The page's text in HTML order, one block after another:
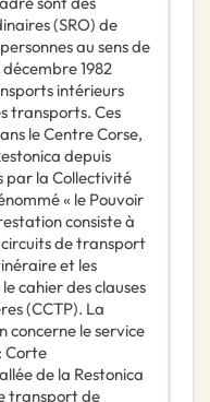
(SRO) de
au sens de
décembre 1982
intérieurs
transports. Ces
le Centre Corse,
depuis
par la Collectivité
« le Pouvoir
consiste à
de transport
et les
cahier des clauses
(CCTP). La
concerne le service
Corte
de la Restonica
transport de